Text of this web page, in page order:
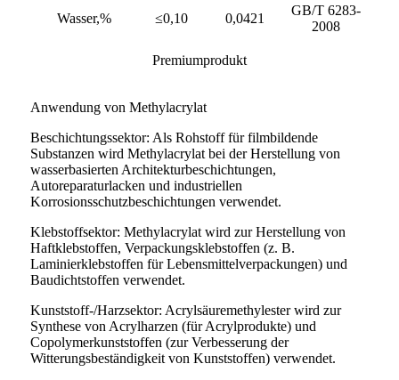
Wasser,% ≤0,10 0,0421
GB/T 6283-
2008
Premiumprodukt
Anwendung von Methylacrylat
Beschichtungssektor: Als Rohstoff für filmbildende
Substanzen wird Methylacrylat bei der Herstellung von
wasserbasierten Architekturbeschichtungen,
Autoreparaturlacken und industriellen
Korrosionsschutzbeschichtungen verwendet.
Klebstoffsektor: Methylacrylat wird zur Herstellung von
Haftklebstoffen, Verpackungsklebstoffen (z. B.
Laminierklebstoffen für Lebensmittelverpackungen) und
Baudichtstoffen verwendet.
Kunststoff-/Harzsektor: Acrylsäuremethylester wird zur
Synthese von Acrylharzen (für Acrylprodukte) und
Copolymerkunststoffen (zur Verbesserung der
Witterungsbeständigkeit von Kunststoffen) verwendet.